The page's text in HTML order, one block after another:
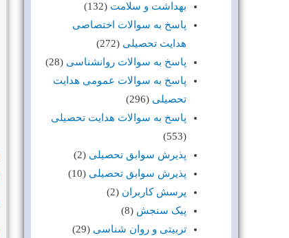
بهداشت و سلامت (132)
پاسخ به سوالات اختصاصی
هدایت تحصیلی (272)
پاسخ به سوالات روانشناسی (28)
پاسخ به سوالات عمومی هدایت
تحصیلی (296)
پاسخ به سوالات هدایت تحصیلی
(553)
پذیرش سوابق تحصیلی (2)
پذیرش سوابق تحصیلی (10)
پرسش کاربران (2)
پیک سنجش (8)
تربیتی و روان شناسی (29)